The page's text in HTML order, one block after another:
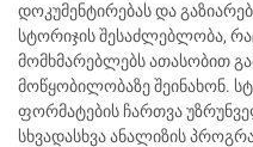
დოკუმენტირებას და
სტორიჯის შესაძლებლობა,
მომხმარებლებს ათასობით
მოწყობილობაზე შეინახონ.
ფორმატების ჩართვა
სხვადასხვა ანალიზის